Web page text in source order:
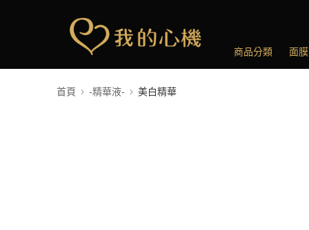
商品分類 面膜
首頁 -精華液- 美白精華